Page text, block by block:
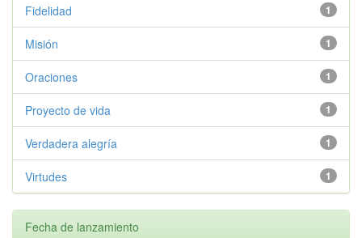
1
Fidelidad
1
Misión
1
Oraciones
1
Proyecto de vida
1
Verdadera alegría
1
Virtudes
Fecha de lanzamiento